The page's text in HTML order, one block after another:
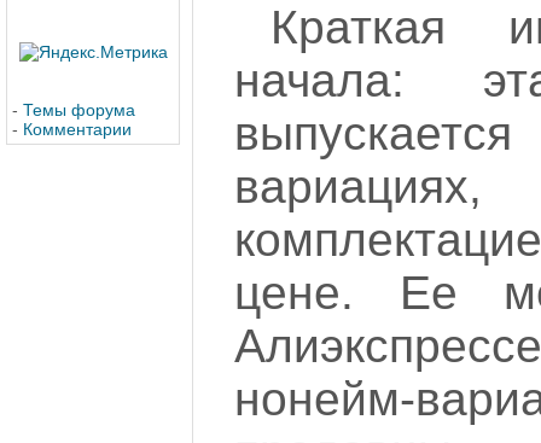
- Темы форума
- Комментарии
Краткая
начала:
цене. Ее
нонейм-